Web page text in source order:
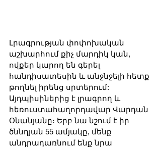
Լրագրության փոփոխական
աշխարհում քիչ մարդիկ կան,
ովքեր կարող են գերել
հանդիսատեսին և անջնջելի հետք
թողնել իրենց սրտերում:
Այդպիսիներից է լրագրող և
հեռուստահաղորդավար Վարդան
Օնանյանը։ Երբ նա նշում է իր
ծննդյան 55 ամյակը, մենք
անդրադառնում ենք նրա